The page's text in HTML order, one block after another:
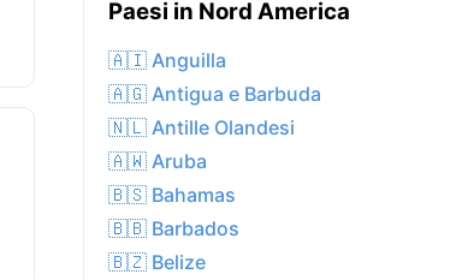
Paesi in Nord America
🇦🇮 Anguilla
🇦🇬 Antigua e Barbuda
🇳🇱 Antille Olandesi
🇦🇼 Aruba
🇧🇸 Bahamas
🇧🇧 Barbados
🇧🇿 Belize